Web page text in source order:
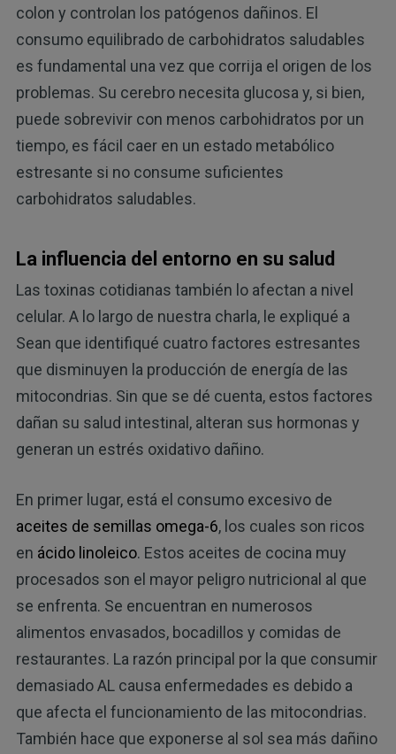
colon y controlan los patógenos dañinos. El
consumo equilibrado de carbohidratos saludables
es fundamental una vez que corrija el origen de los
problemas. Su cerebro necesita glucosa y, si bien,
puede sobrevivir con menos carbohidratos por un
tiempo, es fácil caer en un estado metabólico
estresante si no consume suficientes
carbohidratos saludables.
La influencia del entorno en su salud
Las toxinas cotidianas también lo afectan a nivel
celular. A lo largo de nuestra charla, le expliqué a
Sean que identifiqué cuatro factores estresantes
que disminuyen la producción de energía de las
mitocondrias. Sin que se dé cuenta, estos factores
dañan su salud intestinal, alteran sus hormonas y
generan un estrés oxidativo dañino.
En primer lugar, está el consumo excesivo de
aceites de semillas omega-6, los cuales son ricos
en ácido linoleico. Estos aceites de cocina muy
procesados son el mayor peligro nutricional al que
se enfrenta. Se encuentran en numerosos
alimentos envasados, bocadillos y comidas de
restaurantes. La razón principal por la que consumir
demasiado AL causa enfermedades es debido a
que afecta el funcionamiento de las mitocondrias.
También hace que exponerse al sol sea más dañino